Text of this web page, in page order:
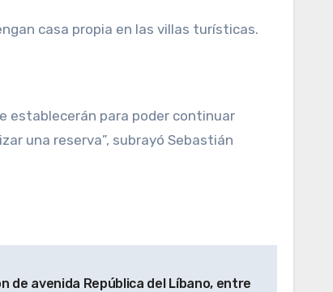
casa propia en las villas turísticas.
establecerán para poder continuar
una reserva”, subrayó Sebastián
de avenida República del Líbano, entre